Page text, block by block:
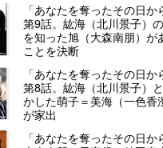
「あなたを奪ったその日か
第9話。紘海（北川景子）
を知った旭（大森南朋）が
ことを決断
「あなたを奪ったその日か
第8話。紘海（北川景子）
かした萌子＝美海（一色香
が家出
「あなたを奪ったその日か